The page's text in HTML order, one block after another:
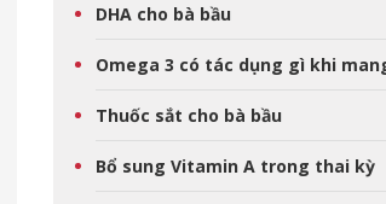
DHA cho bà bầu
Omega 3 có tác dụng gì khi
Thuốc sắt cho bà bầu
Bổ sung Vitamin A trong thai kỳ